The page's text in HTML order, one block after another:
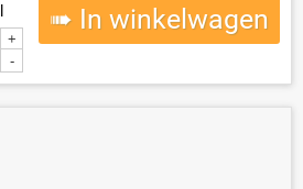
+
-
➠ In winkelwagen